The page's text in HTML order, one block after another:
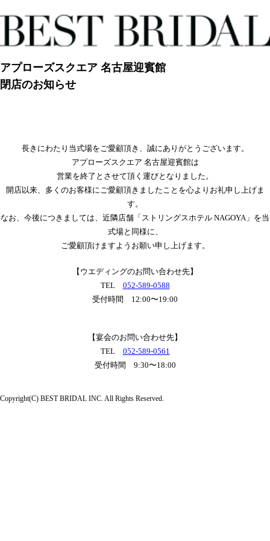
アプローズスクエア 名古屋迎賓館
閉店のお知らせ
長きにわたり当式場をご愛顧頂き、誠にありがとうございます。
アプローズスクエア 名古屋迎賓館は
営業を終了とさせて頂く運びとなりました。
開店以来、多くのお客様にご愛顧頂きましたことを心よりお礼申し上げま
す。
なお、今後につきましては、近隣店舗「ストリングスホテル NAGOYA」を当
式場と同様に、
ご愛顧頂けますようお願い申し上げます。
【ウエディングのお問い合わせ先】
TEL 052-589-0588
受付時間 12:00〜19:00
【宴会のお問い合わせ先】
TEL 052-589-0561
受付時間 9:30〜18:00
Copyright(C) BEST BRIDAL INC. All Rights Reserved.